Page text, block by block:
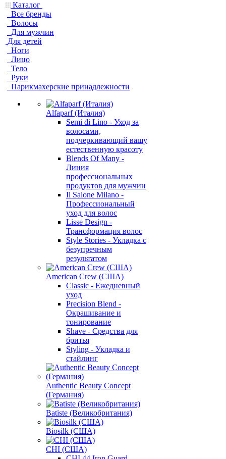
Каталог
Все бренды
Волосы
Для мужчин
Для детей
Ноги
Лицо
Тело
Руки
Парикмахерские принадлежности
Alfaparf (Италия)
Semi di Lino - Уход за
волосами,
подчеркивающий вашу
естественную красоту
Blends Of Many -
Линия
профессиональных
продуктов для мужчин
Il Salone Milano -
Профессиональный
уход для волос
Lisse Design -
Трансформация волос
Style Stories - Укладка с
безупречным
результатом
American Crew (США)
Classic - Ежедневный
уход
Precision Blend -
Окрашивание и
тонирование
Shave - Средства для
бритья
Styling - Укладка и
стайлинг
Authentic Beauty Concept
(Германия)
Batiste (Великобритания)
Biosilk (США)
CHI (США)